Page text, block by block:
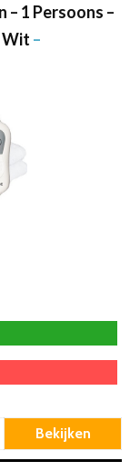
1 Persoons –
Wit –
Bekijken